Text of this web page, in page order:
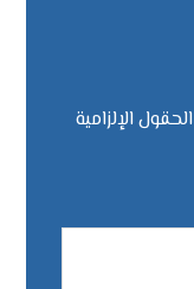
الحقول الإلزامية